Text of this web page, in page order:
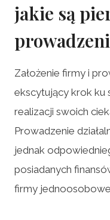
jakie są
Założenie firmy i
ekscytujący krok ku
realizacji swoich
Prowadzenie
jednak
posiadanych
firmy